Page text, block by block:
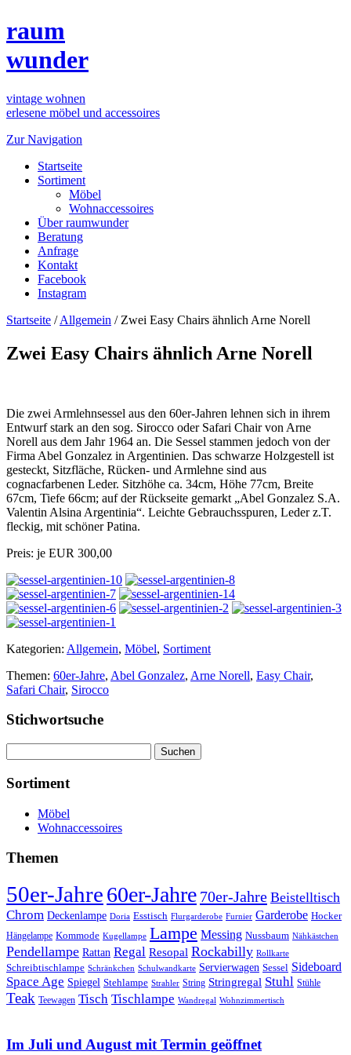
raum
wunder
vintage wohnen
erlesene möbel und accessoires
Zur Navigation
Startseite
Sortiment
Möbel
Wohnaccessoires
Über raumwunder
Beratung
Anfrage
Kontakt
Facebook
Instagram
Startseite /Allgemein / Zwei Easy Chairs ähnlich Arne Norell
Zwei Easy Chairs ähnlich Arne Norell
Die zwei Armlehnsessel aus den 60er-Jahren lehnen sich in ihrem
Entwurf stark an den sog. Sirocco oder Safari Chair von Arne
Norell aus dem Jahr 1964 an. Die Sessel stammen jedoch von der
Firma Abel Gonzalez in Argentinien. Das schwarze Holzgestell ist
gesteckt, Sitzfläche, Rücken- und Armlehne sind aus
cognacfarbenen Leder. Sitzhöhe ca. 34cm, Höhe 77cm, Breite
67cm, Tiefe 66cm; auf der Rückseite gemarkt „Abel Gonzalez S.A.
Valentin Alsina Argentinia“. Leichte Gebrauchsspuren, Leder z.T.
fleckig, mit schöner Patina.
Preis: je EUR 300,00
Kategorien: Allgemein, Möbel, Sortiment
Themen: 60er-Jahre, Abel Gonzalez, Arne Norell, Easy Chair,
Safari Chair, Sirocco
Stichwortsuche
nach:
Sortiment
Möbel
Wohnaccessoires
Themen
50er-Jahre60er-Jahre 70er-Jahre Beistelltisch
Chrom Deckenlampe Doria Esstisch Flurgarderobe Furnier Garderobe Hocker
Hängelampe Kommode Kugellampe Lampe Messing Nussbaum Nähkästchen
Pendellampe Rattan Regal Resopal Rockabilly Rollkarte
Schreibtischlampe Schränkchen Schulwandkarte Servierwagen Sessel Sideboard
Space Age Spiegel Stehlampe Strahler String Stringregal Stuhl Stühle
Teak Teewagen Tisch Tischlampe Wandregal Wohnzimmertisch
Im Juli und August mit Termin geöffnet